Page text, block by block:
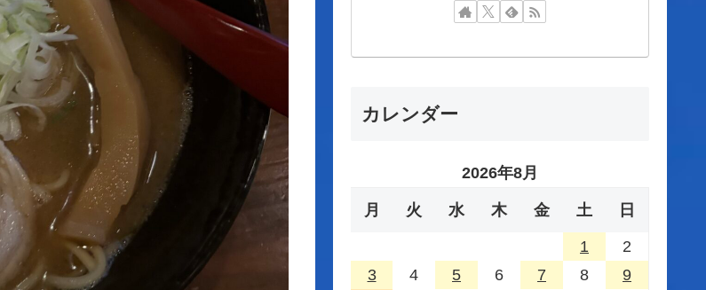
カレンダー
2026年8月
月 火 水 木 金 土 日
1
2
3
4 5 6 7 8
9